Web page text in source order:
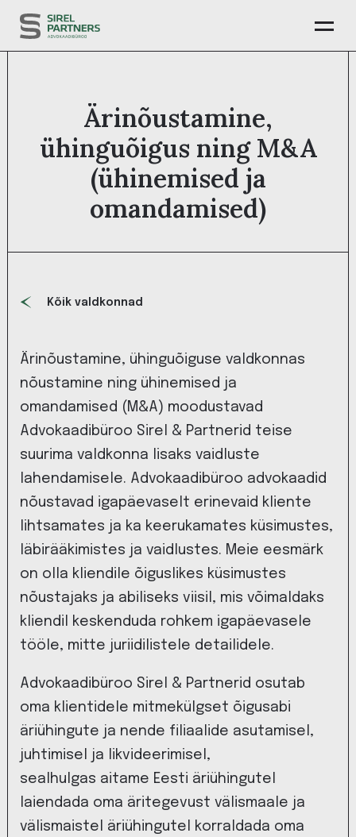
Ärinõustamine,
ühinguõigus ning M&A
(ühinemised ja
omandamised)
Kõik valdkonnad
Ärinõustamine, ühinguõiguse valdkonnas
nõustamine ning ühinemised ja
omandamised (M&A) moodustavad
Advokaadibüroo Sirel & Partnerid teise
suurima valdkonna lisaks vaidluste
lahendamisele. Advokaadibüroo advokaadid
nõustavad igapäevaselt erinevaid kliente
lihtsamates ja ka keerukamates küsimustes,
läbirääkimistes ja vaidlustes. Meie eesmärk
on olla kliendile õiguslikes küsimustes
nõustajaks ja abiliseks viisil, mis võimaldaks
kliendil keskenduda rohkem igapäevasele
tööle, mitte juriidilistele detailidele.
Advokaadibüroo Sirel & Partnerid osutab
oma klientidele mitmekülgset õigusabi
äriühingute ja nende filiaalide asutamisel,
juhtimisel ja likvideerimisel,
sealhulgas aitame Eesti äriühingutel
laiendada oma äritegevust välismaale ja
välismaistel äriühingutel korraldada oma